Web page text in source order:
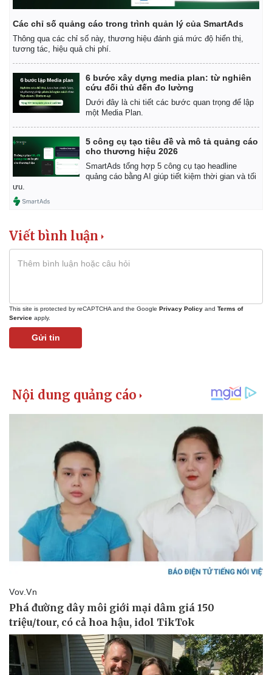
Kinh tế
Các chỉ số quảng cáo trong trình quản lý của SmartAds
Thông qua các chỉ số này, thương hiệu đánh giá mức độ hiển thị,
tương tác, hiệu quả chi phí.
6 bước xây dựng media plan: từ nghiên
cứu đối thủ đến đo lường
Dưới đây là chi tiết các bước quan trọng để lập
một Media Plan.
5 công cụ tạo tiêu đề và mô tả quảng cáo
cho thương hiệu 2026
SmartAds tổng hợp 5 công cụ tạo headline
quảng cáo bằng AI giúp tiết kiệm thời gian và tối
ưu.
Viết bình luận
This site is protected by reCAPTCHA and the Google Privacy Policy and Terms of
Service apply.
Gửi tin